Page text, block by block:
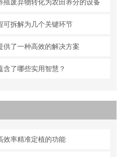
殖废弃物转化为农田养分的设备
可拆解为几个关键环节
供了一种高效的解决方案
含了哪些实用智慧？
效率精准定植的功能